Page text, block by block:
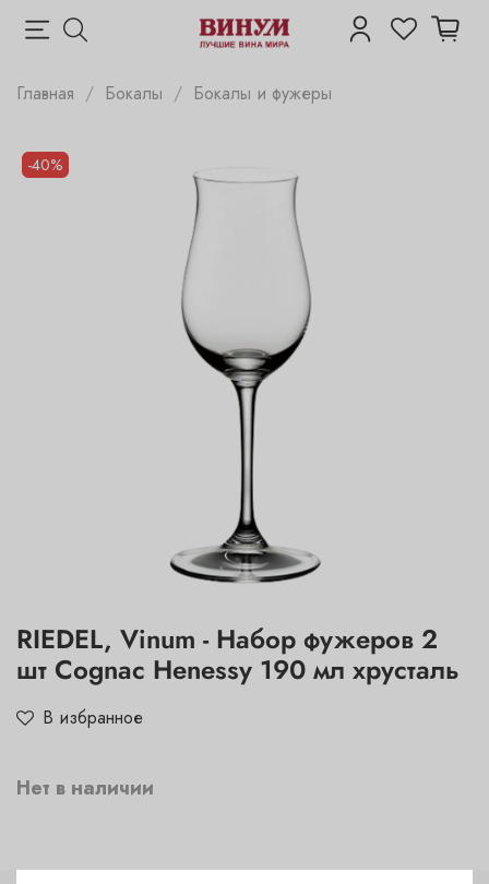
Главная Бокалы Бокалы и фужеры
-40%
RIEDEL, Vinum - Набор фужеров 2
шт Cognac Henessy 190 мл хрусталь
В избранное
Нет в наличии